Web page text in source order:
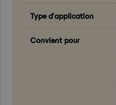
Type d’application
Convient pour